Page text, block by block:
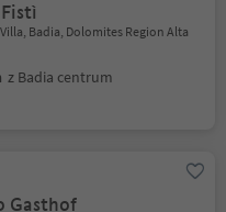
Badia, Dolomites Region Alta
z Badia centrum
Gasthof